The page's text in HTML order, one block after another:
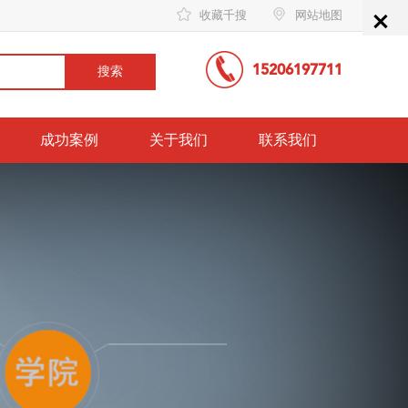
收藏千搜 网站地图
15206197711
成功案例 关于我们 联系我们
×